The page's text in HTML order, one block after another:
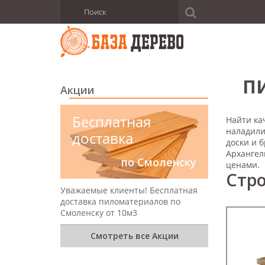
Найти
доски и
ценами.
Акции
Бесплатная
доставка
по Смоленску
Уважаемые клиенты! Бесплатная
доставка пиломатериалов по
Смоленску от 10м3
Смотреть все Акции